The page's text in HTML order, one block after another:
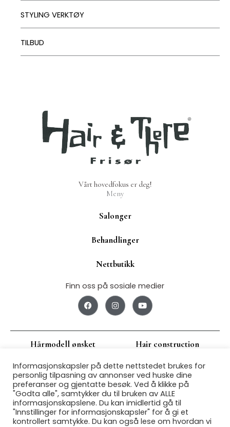
STYLING VERKTØY
TILBUD
Vårt hovedfokus er deg!
Meny
Salonger
Behandlinger
Nettbutikk
Finn oss på sosiale medier
F
a
c
b
o
I
n
s
a
Y
o
u
u
e
Hårmodell ønsket Hair construction
Jobbsøk Om oss
Franchise Personvern
Kjøpsbetingelser
Informasjonskapsler på dette nettstedet brukes for
personlig tilpasning av annonser ved huske dine
preferanser og gjentatte besøk. Ved å klikke på
"Godta alle", samtykker du til bruken av ALLE
informasjonskapslene. Du kan imidlertid gå til
"Innstillinger for informasjonskapsler" for å gi et
kontrollert samtykke. Du kan også lese om hvordan vi